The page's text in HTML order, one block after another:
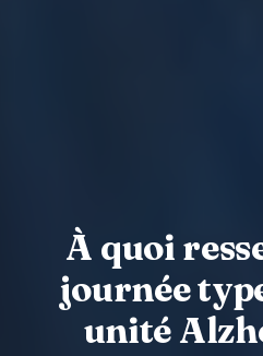
À quoi
journée
unité